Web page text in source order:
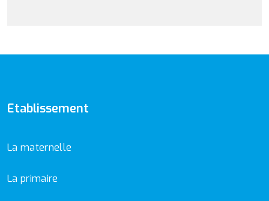
Etablissement
La maternelle
La primaire